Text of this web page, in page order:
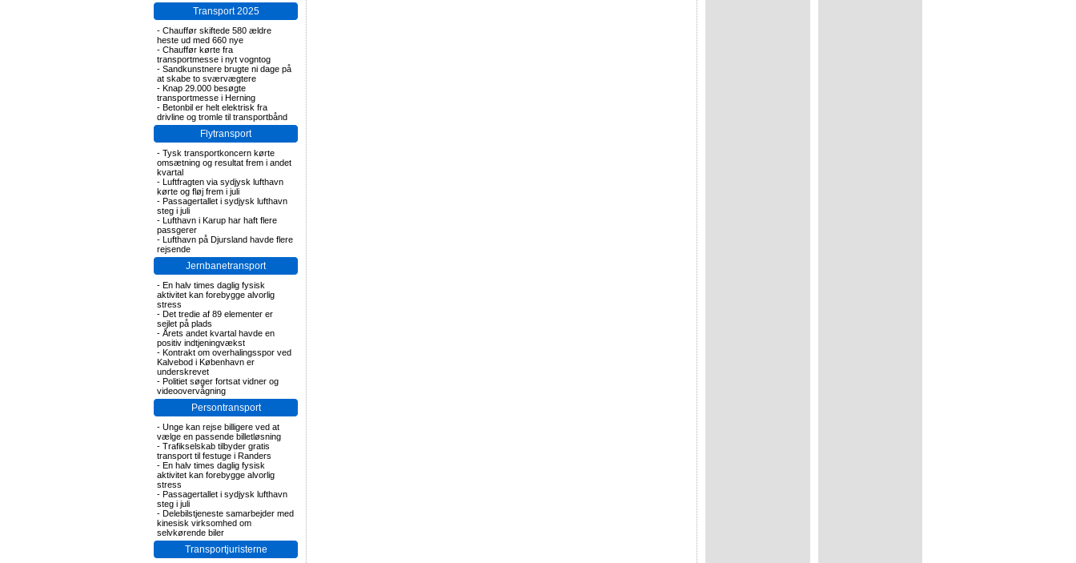
Transport 2025
- Chauffør skiftede 580 ældre
heste ud med 660 nye
- Chauffør kørte fra
transportmesse i nyt vogntog
- Sandkunstnere brugte ni dage på
at skabe to sværvægtere
- Knap 29.000 besøgte
transportmesse i Herning
- Betonbil er helt elektrisk fra
drivline og tromle til transportbånd
Flytransport
- Tysk transportkoncern kørte
omsætning og resultat frem i andet
kvartal
- Luftfragten via sydjysk lufthavn
kørte og fløj frem i juli
- Passagertallet i sydjysk lufthavn
steg i juli
- Lufthavn i Karup har haft flere
passgerer
- Lufthavn på Djursland havde flere
rejsende
Jernbanetransport
- En halv times daglig fysisk
aktivitet kan forebygge alvorlig
stress
- Det tredie af 89 elementer er
sejlet på plads
- Årets andet kvartal havde en
positiv indtjeningvækst
- Kontrakt om overhalingsspor ved
Kalvebod i København er
underskrevet
- Politiet søger fortsat vidner og
videoovervågning
Persontransport
- Unge kan rejse billigere ved at
vælge en passende billetløsning
- Trafikselskab tilbyder gratis
transport til festuge i Randers
- En halv times daglig fysisk
aktivitet kan forebygge alvorlig
stress
- Passagertallet i sydjysk lufthavn
steg i juli
- Delebilstjeneste samarbejder med
kinesisk virksomhed om
selvkørende biler
Transportjuristerne